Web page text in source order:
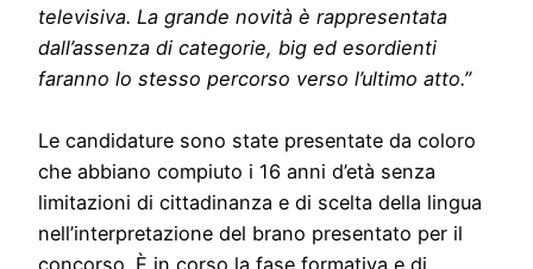
televisiva. La grande novità è rappresentata
dall’assenza di categorie, big ed esordienti
faranno lo stesso percorso verso l’ultimo atto.”
Le candidature sono state presentate da coloro
che abbiano compiuto i 16 anni d’età senza
limitazioni di cittadinanza e di scelta della lingua
nell’interpretazione del brano presentato per il